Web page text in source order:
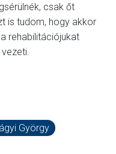
csak őt
is tudom, hogy akkor
rehabilitációjukat
György